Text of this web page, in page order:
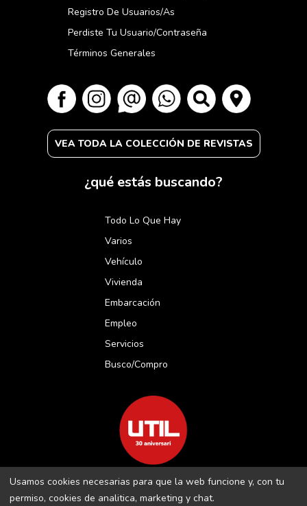
Usamos cookies necesarias para que la web funcione y, con tu
permiso, cookies de analitica, marketing y chat.
Registro De Usuarios/as
Perdiste Tu Usuario/contraseña
Términos Generales
VEA TODA LA COLECCIÓN DE REVISTAS
¿qué estás buscando?
Todo Lo Que Hay
Varios
Vehículo
Vivienda
Embarcación
Empleo
Servicios
Busco/compro
REVISTA UTIL MENORCA S.L C/ BORJA MOLL, 18 · 07703 MAÓ-